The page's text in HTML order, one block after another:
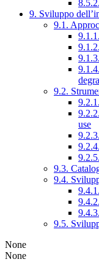
9. Sviluppo
9.1.
9.2.
use
9.3.
9.4.
9.5.
None
None